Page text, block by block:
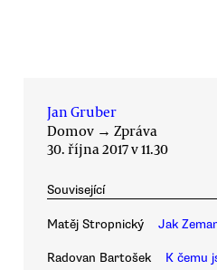
Jan Gruber
Domov → Zpráva
30. října 2017 v 11.30
Související
Matěj Stropnický Jak
Radovan Bartošek
K čemu